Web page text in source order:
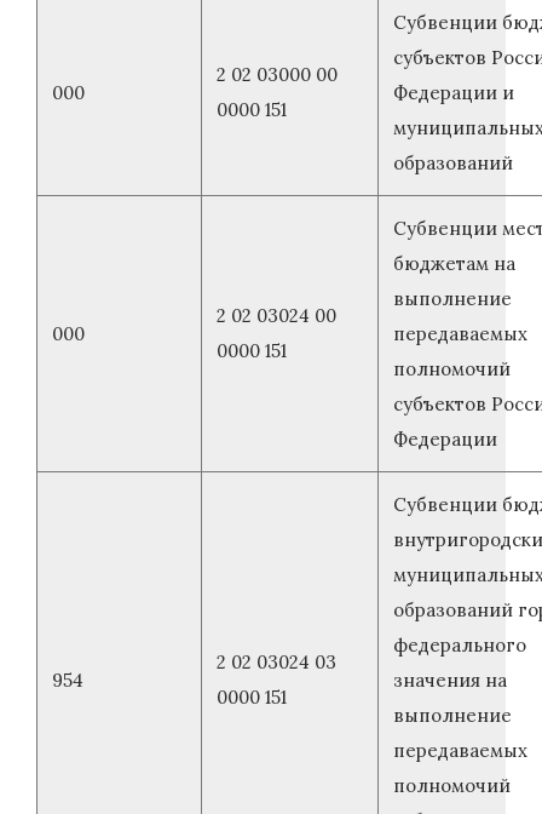
000
2 02 03000 00
0000 151
Субвенции
субъектов
Федерации и
образований
000
2 02 03024 00
0000 151
Субвенции
бюджетам на
выполнение
передаваемых
полномочий
субъектов
Федерации
954
2 02 03024 03
0000 151
Субвенции
образований
федерального
значения на
выполнение
передаваемых
полномочий